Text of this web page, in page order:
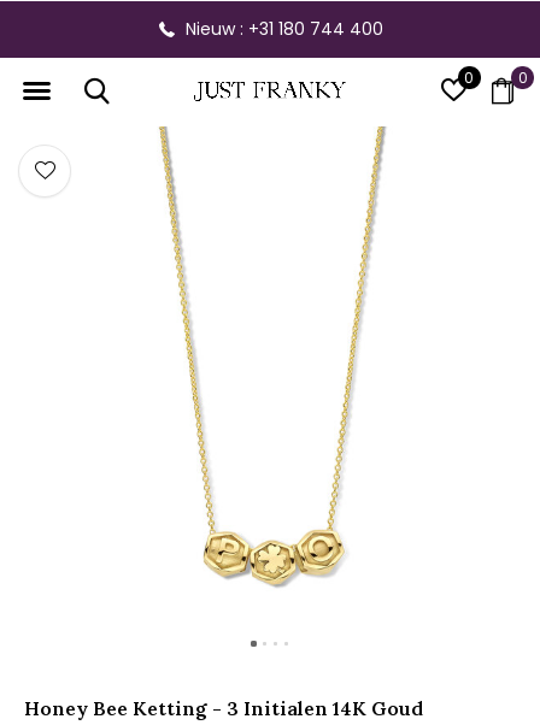
0 0
Nieuw : +31 180 744 400
Honey Bee Ketting - 3 Initialen 14K Goud